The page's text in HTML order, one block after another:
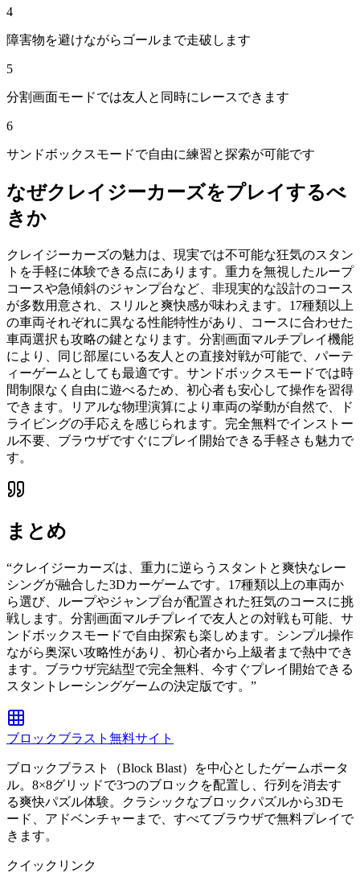
4
障害物を避けながらゴールまで走破します
5
分割画面モードでは友人と同時にレースできます
6
サンドボックスモードで自由に練習と探索が可能です
なぜクレイジーカーズをプレイするべ
きか
クレイジーカーズの魅力は、現実では不可能な狂気のスタン
トを手軽に体験できる点にあります。重力を無視したループ
コースや急傾斜のジャンプ台など、非現実的な設計のコース
が多数用意され、スリルと爽快感が味わえます。17種類以上
の車両それぞれに異なる性能特性があり、コースに合わせた
車両選択も攻略の鍵となります。分割画面マルチプレイ機能
により、同じ部屋にいる友人との直接対戦が可能で、パーテ
ィーゲームとしても最適です。サンドボックスモードでは時
間制限なく自由に遊べるため、初心者も安心して操作を習得
できます。リアルな物理演算により車両の挙動が自然で、ド
ライビングの手応えを感じられます。完全無料でインストー
ル不要、ブラウザですぐにプレイ開始できる手軽さも魅力で
す。
まとめ
“クレイジーカーズは、重力に逆らうスタントと爽快なレー
シングが融合した3Dカーゲームです。17種類以上の車両か
ら選び、ループやジャンプ台が配置された狂気のコースに挑
戦します。分割画面マルチプレイで友人との対戦も可能、サ
ンドボックスモードで自由探索も楽しめます。シンプル操作
ながら奥深い攻略性があり、初心者から上級者まで熱中でき
ます。ブラウザ完結型で完全無料、今すぐプレイ開始できる
スタントレーシングゲームの決定版です。 ”
ブロックブラスト無料サイト
ブロックブラスト（Block Blast）を中心としたゲームポータ
ル。8×8グリッドで3つのブロックを配置し、行列を消去す
る爽快パズル体験。クラシックなブロックパズルから3Dモ
ード、アドベンチャーまで、すべてブラウザで無料プレイで
きます。
クイックリンク